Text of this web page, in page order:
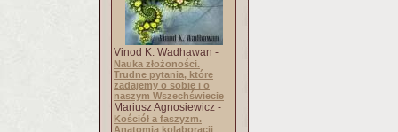
Vinod K. Wadhawan -
Nauka złożoności.
Trudne pytania, które
zadajemy o sobie i o
naszym Wszechświecie
Mariusz Agnosiewicz -
Kościół a faszyzm.
Anatomia kolaboracji